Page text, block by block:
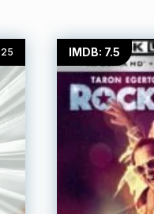
IMDB: 7.5